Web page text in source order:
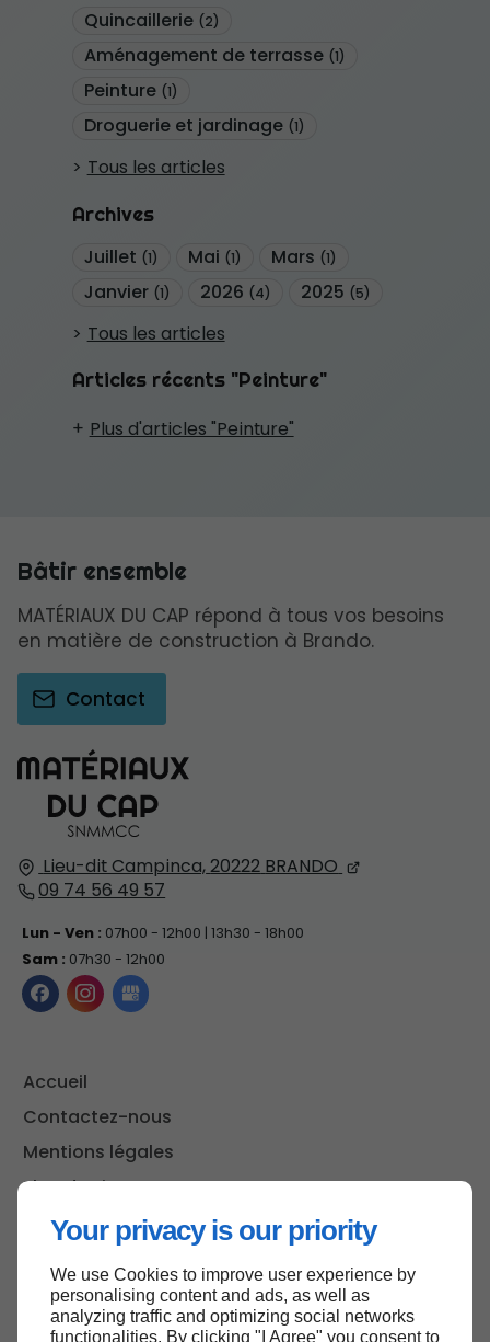
Your privacy is our priority
We use Cookies to improve user experience by
personalising content and ads, as well as
analyzing traffic and optimizing social networks
functionalities. By clicking "I Agree" you consent to
Quincaillerie (2)
Aménagement de terrasse (1)
Peinture (1)
Droguerie et jardinage (1)
Tous les articles
Archives
Juillet (1) Mai (1) Mars (1)
Janvier (1) 2026 (4) 2025 (5)
Tous les articles
Articles récents "Peinture"
Plus d'articles "Peinture"
Lieu-dit Campinca,20222 BRANDO
09 74 56 49 57
Lun - Ven : 07h00 - 12h00 | 13h30 - 18h00
Sam : 07h30 - 12h00
Accueil
Contactez-nous
Mentions légales
Plan du site
Bâtir ensemble
MATÉRIAUX DU CAP répond à tous vos besoins
en matière de construction à Brando.
Contact
Haut de page